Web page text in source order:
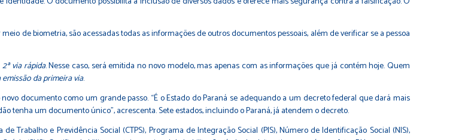
de biometria, são acessadas todas as informações de outros documentos pessoais, além de verificar se a pessoa
2ª via rápida. Nesse caso, será emitida no novo modelo, mas apenas com as informações que já contém hoje. Quem
da primeira via.
documento como um grande passo. “É o Estado do Paraná se adequando a um decreto federal que dará mais
tenha um documento único”, acrescenta. Sete estados, incluindo o Paraná, já atendem o decreto.
Trabalho e Previdência Social (CTPS), Programa de Integração Social (PIS), Número de Identificação Social (NIS),